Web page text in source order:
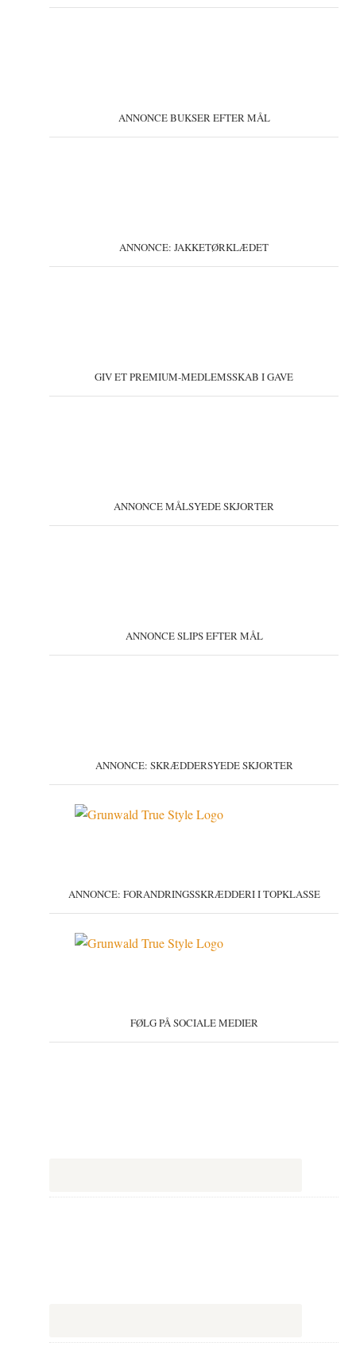
ANNONCE BUKSER EFTER MÅL
ANNONCE: JAKKETØRKLÆDET
GIV ET PREMIUM-MEDLEMSSKAB I GAVE
ANNONCE MÅLSYEDE SKJORTER
ANNONCE SLIPS EFTER MÅL
ANNONCE: SKRÆDDERSYEDE SKJORTER
ANNONCE: FORANDRINGSSKRÆDDERI I TOPKLASSE
FØLG PÅ SOCIALE MEDIER